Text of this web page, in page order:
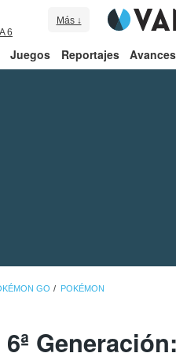
6
Más ↓
Juegos Reportajes Avances
GO POKÉMON